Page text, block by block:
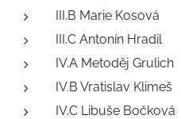
III.B Marie Kosová
III.C Antonín Hradil
IV.A Metoděj Grulich
IV.B Vratislav Klimeš
IV.C Libuše Bočková